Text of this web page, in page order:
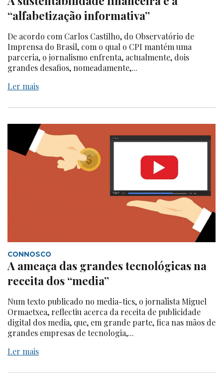
“alfabetização informativa”
De acordo com Carlos Castilho, do Observatório de
Imprensa do Brasil, com o qual o CPI mantém uma
parceria, o jornalismo enfrenta, actualmente, dois
grandes desafios, nomeadamente,...
Ler mais
CONNOSCO
A ameaça das grandes tecnológicas na
receita dos “media”
Num texto publicado no media-tics, o jornalista Miguel
Ormaetxea, reflectiu acerca da receita de publicidade
digital dos media, que, em grande parte, fica nas mãos de
grandes empresas de tecnologia,...
Ler mais